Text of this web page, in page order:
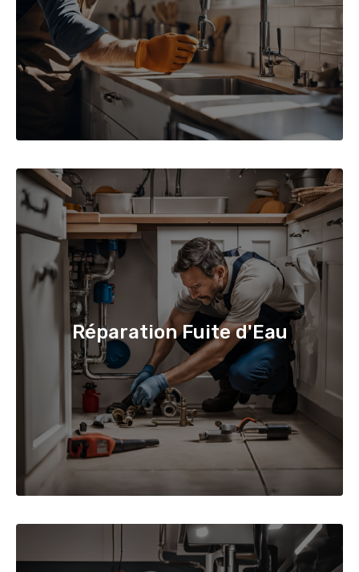
Réparation Fuite d'Eau